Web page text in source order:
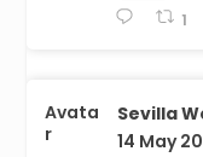
1
Avata
r
Sevilla
14 May